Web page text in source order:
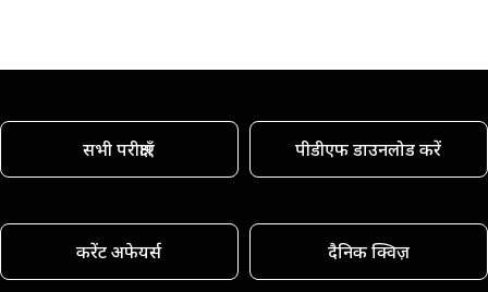
सभी परीक्षाएँ पीडीएफ डाउनलोड करें
करेंट अफेयर्स दैनिक क्विज़